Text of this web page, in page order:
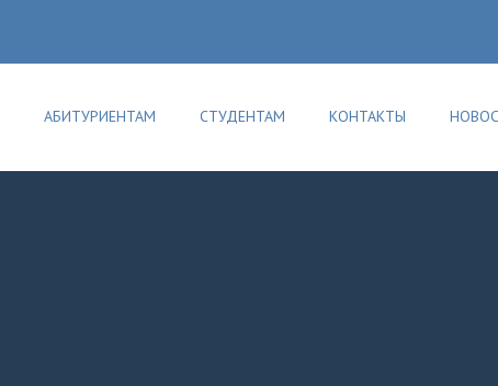
АБИТУРИЕНТАМ СТУДЕНТАМ КОНТАКТЫ